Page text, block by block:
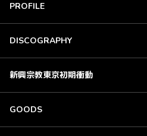
PROFILE
DISCOGRAPHY
新興宗教東京初期衝動
GOODS